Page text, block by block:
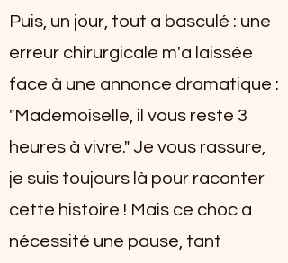
Puis, un jour, tout a basculé : une
erreur chirurgicale m'a laissée
face à une annonce dramatique :
"Mademoiselle, il vous reste 3
heures à vivre." Je vous rassure,
je suis toujours là pour raconter
cette histoire ! Mais ce choc a
nécessité une pause, tant